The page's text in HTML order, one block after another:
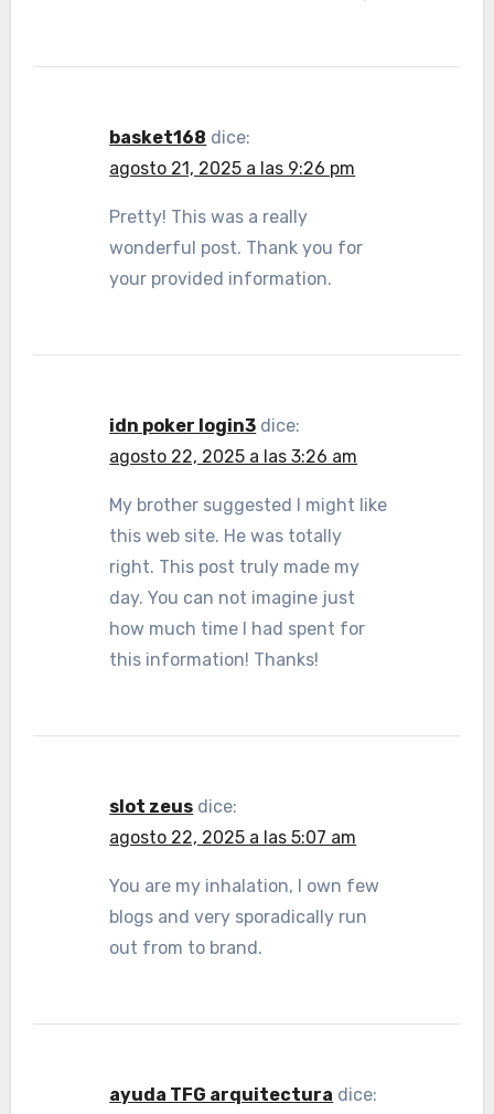
basket168 dice:
agosto 21, 2025 a las 9:26 pm
Pretty! This was a really
wonderful post. Thank you for
your provided information.
idn poker login3 dice:
agosto 22, 2025 a las 3:26 am
My brother suggested I might like
this web site. He was totally
right. This post truly made my
day. You can not imagine just
how much time I had spent for
this information! Thanks!
slot zeus dice:
agosto 22, 2025 a las 5:07 am
You are my inhalation, I own few
blogs and very sporadically run
out from to brand.
ayuda TFG arquitectura dice: